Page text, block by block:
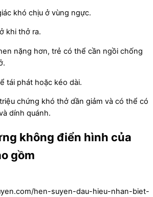
khó chịu ở vùng ngực.
khi thở ra.
nặng hơn, trẻ có thể cần ngồi chống
tái phát hoặc kéo dài.
chứng khó thở dần giảm và có thể có
dính quánh.
không điển hình của
gồm
hen-suyen-dau-hieu-nhan-biet-